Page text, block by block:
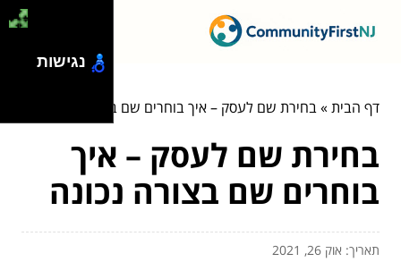
דף הבית»בחירת שם לעסק – איך בוחרים שם בצורה נכונה
בחירת שם לעסק – איך
בוחרים שם בצורה נכונה
תאריך: אוק 26, 2021
נגישות